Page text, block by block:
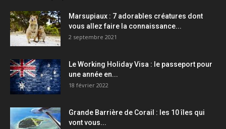
Marsupiaux : 7 adorables créatures dont
vous allez faire la connaissance...
2 septembre 2021
Le Working Holiday Visa : le passeport pour
une année en...
18 février 2022
Grande Barrière de Corail : les 10 îles qui
vont vous...